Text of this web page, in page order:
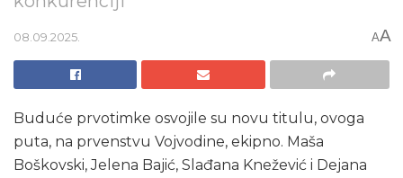
08.09.2025. AA
Buduće prvotimke osvojile su novu titulu, ovoga
puta, na prvenstvu Vojvodine, ekipno. Maša
Boškovski, Jelena Bajić, Slađana Knežević i Dejana